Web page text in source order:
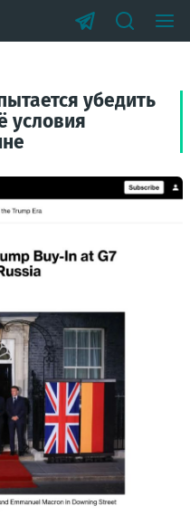
убедить
условия